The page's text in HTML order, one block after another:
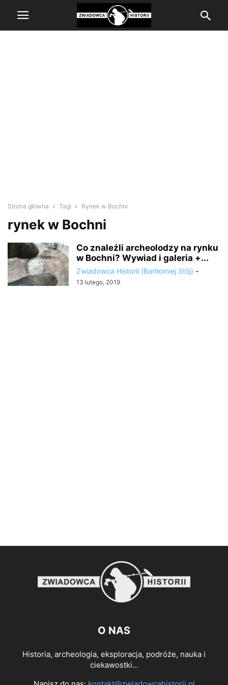
Strona główna Tagi Rynek w Bochni
rynek w Bochni
Co znaleźli archeolodzy na rynku
w Bochni? Wywiad i galeria +...
Zwiadowca Historii (Bartłomiej Stój) -
13 lutego, 2019
O NAS
Historia, archeologia, eksploracja, podróże, nauka i
ciekawostki...